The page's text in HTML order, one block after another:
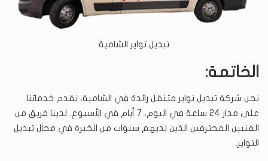
تبديل تواير الشامية
الخاتمة:
نحن شركة تبديل تواير متنقل رائدة في الشامية، نقدم خدماتنا
على مدار 24 ساعة في اليوم، 7 أيام في الأسبوع. لدينا فريق من
الفنيين المحترفين الذين لديهم سنوات من الخبرة في مجال تبديل
التواير.